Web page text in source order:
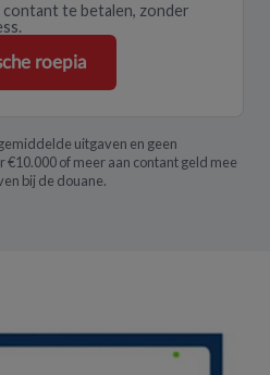
contant te betalen, zonder
roepia
uitgaven en geen
of meer aan contant geld mee
bij de douane.